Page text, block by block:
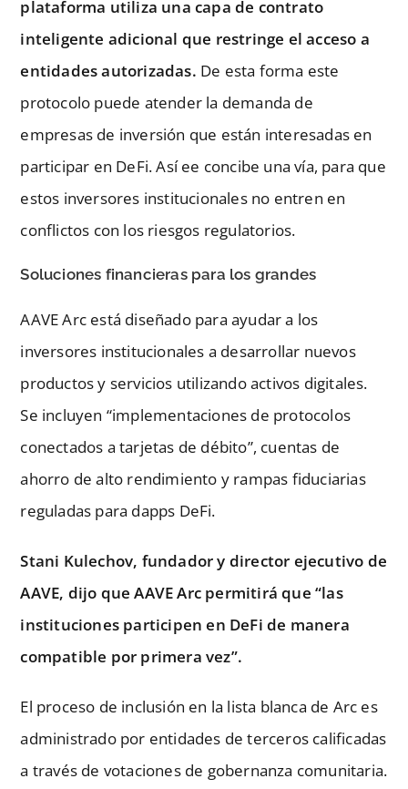
plataforma utiliza una capa de contrato
inteligente adicional que restringe el acceso a
entidades autorizadas. De esta forma este
protocolo puede atender la demanda de
empresas de inversión que están interesadas en
participar en DeFi. Así ee concibe una vía, para que
estos inversores institucionales no entren en
conflictos con los riesgos regulatorios.
Soluciones financieras para los grandes
AAVE Arc está diseñado para ayudar a los
inversores institucionales a desarrollar nuevos
productos y servicios utilizando activos digitales.
Se incluyen “implementaciones de protocolos
conectados a tarjetas de débito”, cuentas de
ahorro de alto rendimiento y rampas fiduciarias
reguladas para dapps DeFi.
Stani Kulechov, fundador y director ejecutivo de
AAVE, dijo que AAVE Arc permitirá que “las
instituciones participen en DeFi de manera
compatible por primera vez”.
El proceso de inclusión en la lista blanca de Arc es
administrado por entidades de terceros calificadas
a través de votaciones de gobernanza comunitaria.